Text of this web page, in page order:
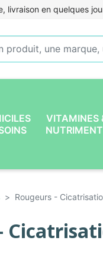
livraison en quelques
VITAMINES
Rougeurs -